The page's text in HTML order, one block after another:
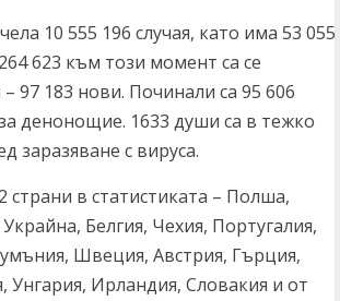
10 555 196 случая, като има 53 055
623 към този момент са се
97 183 нови. Починали са 95 606
денонощие. 1633 души са в тежко
заразяване с вируса.
в статистиката – Полша,
Белгия, Чехия, Португалия,
Швеция, Австрия, Гърция,
Унгария, Ирландия, Словакия и от